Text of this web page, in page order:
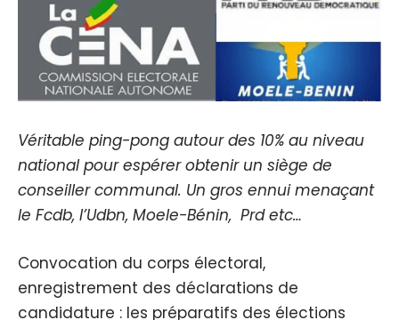
Véritable ping-pong autour des 10% au niveau
national pour espérer obtenir un siège de
conseiller communal. Un gros ennui menaçant
le Fcdb, l’Udbn, Moele-Bénin, Prd etc…
Convocation du corps électoral,
enregistrement des déclarations de
candidature : les préparatifs des élections